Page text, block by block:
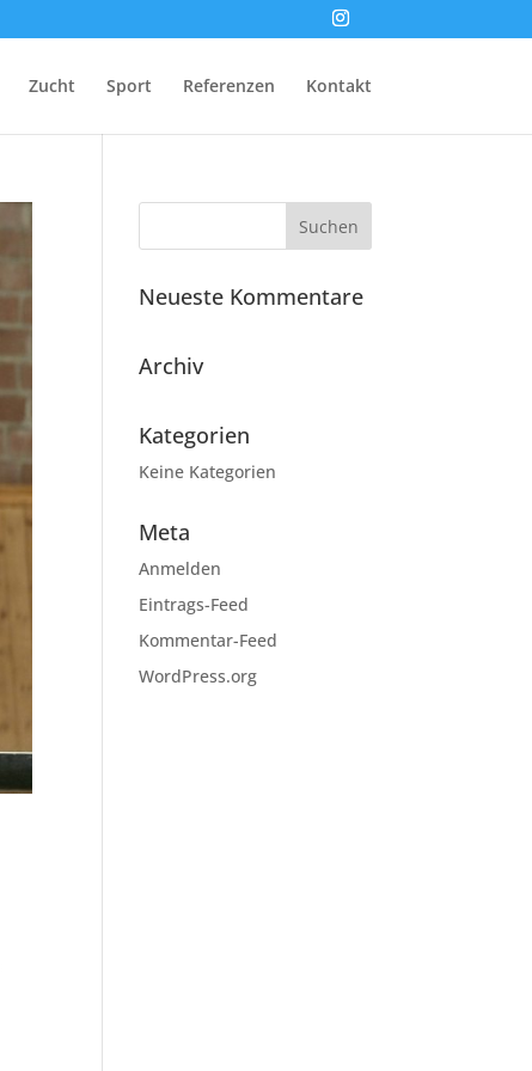
Zucht Sport Referenzen Kontakt
Neueste Kommentare
Archiv
Kategorien
Keine Kategorien
Meta
Anmelden
Eintrags-Feed
Kommentar-Feed
WordPress.org